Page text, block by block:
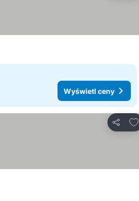
Wyświetl ceny